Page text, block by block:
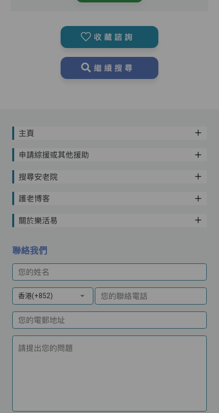
收藏諮詢
繼續搜尋
主頁
申請綜援或其他援助
搜尋安老院
護老博客
關於樂活易
聯絡我們
您的姓名
香港(+852) 您的聯絡電話
您的電郵地址
請提出您的問題